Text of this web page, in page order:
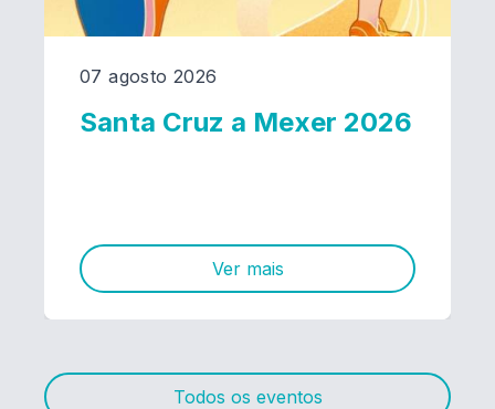
07 agosto 2026
Santa Cruz a Mexer 2026
Ver mais
Todos os eventos